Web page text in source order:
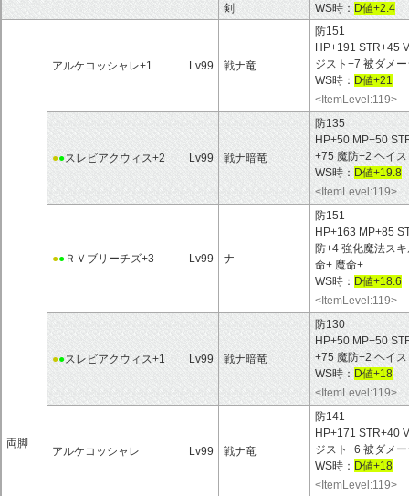
剣
WS時： D値+2.4
両脚
アルケコッシャレ+1 Lv99 戦ナ竜
防151
HP+191 STR+45
ジスト+7 被ダメ
WS時： D値+21
<ItemLevel:119>
●●スレビアクウィス+2 Lv99 戦ナ暗竜
防135
HP+50 MP+50
+75 魔防+2 ヘイ
WS時： D値+19.8
<ItemLevel:119>
●● ＲＶブリーチズ+3 Lv99 ナ
防151
HP+163 MP+85
防+4 強化魔法ス
命+ 魔命+
WS時： D値+18.6
<ItemLevel:119>
●●スレビアクウィス+1 Lv99 戦ナ暗竜
防130
HP+50 MP+50
+75 魔防+2 ヘイ
WS時： D値+18
<ItemLevel:119>
アルケコッシャレ Lv99 戦ナ竜
防141
HP+171 STR+40
ジスト+6 被ダメ
WS時： D値+18
<ItemLevel:119>